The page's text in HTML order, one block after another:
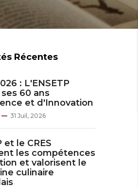
Récentes
: L'ENSETP
60 ans
et d'Innovation
31 Juil, 2026
et le CRES
les compétences
et valorisent le
culinaire